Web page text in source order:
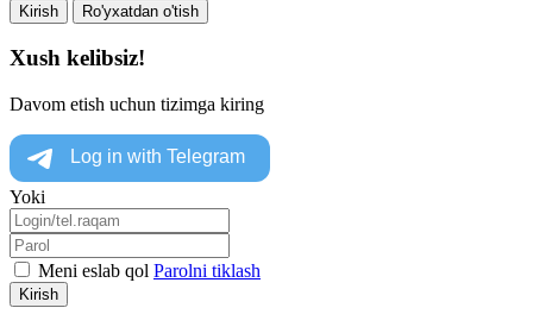
Kirish Ro'yxatdan o'tish
Xush kelibsiz!
Davom etish uchun tizimga kiring
Yoki
Meni eslab qol Parolni tiklash
Kirish